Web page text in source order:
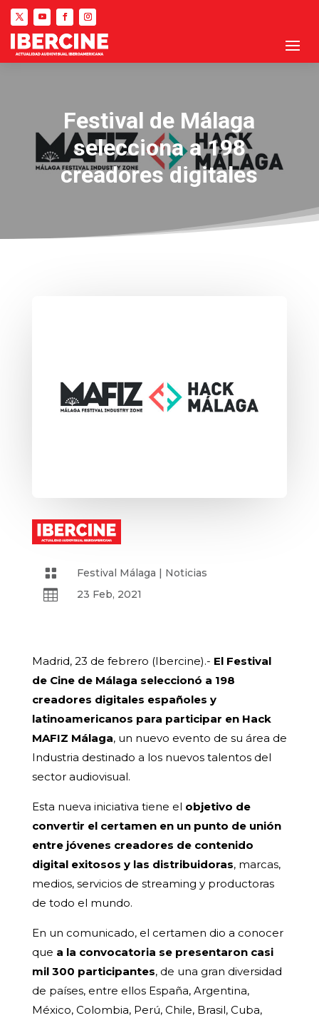
Festival de Málaga
selecciona a 198
creadores digitales
 Festival Málaga | Noticias
 23 Feb, 2021
Madrid, 23 de febrero (Ibercine).- El Festival
de Cine de Málaga seleccionó a 198
creadores digitales españoles y
latinoamericanos para participar en Hack
MAFIZ Málaga, un nuevo evento de su área de
Industria destinado a los nuevos talentos del
sector audiovisual.
Esta nueva iniciativa tiene el objetivo de
convertir el certamen en un punto de unión
entre jóvenes creadores de contenido
digital exitosos y las distribuidoras, marcas,
medios, servicios de streaming y productoras
de todo el mundo.
En un comunicado, el certamen dio a conocer
que a la convocatoria se presentaron casi
mil 300 participantes, de una gran diversidad
de países, entre ellos España, Argentina,
México, Colombia, Perú, Chile, Brasil, Cuba,